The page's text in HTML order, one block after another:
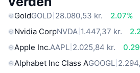
GoldGOLD 28.080,53 kr.
2.07%
Nvidia CorpNVDA 1.447,37 kr.
Apple Inc.AAPL 2.025,84 kr.
Alphabet Inc Class AGOOGL